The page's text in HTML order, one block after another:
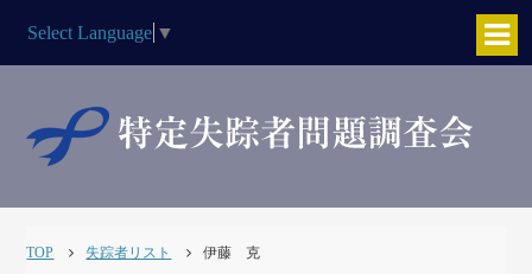
Select Language ▼
TOP 失踪者リスト 伊藤 克